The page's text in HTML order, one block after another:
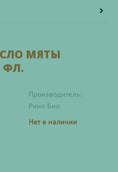
МЯТЫ
ФЛ.
Производитель:
Рино Био
Нет в наличии